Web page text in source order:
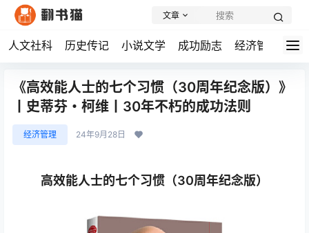
人文社科 历史传记 小说文学 成功励志 经济管理 学
文章
《高效能人士的七个习惯（30周年纪念版）》
丨史蒂芬・柯维丨30年不朽的成功法则
经济管理 24年9月28日
高效能人士的七个习惯（30周年纪念版）